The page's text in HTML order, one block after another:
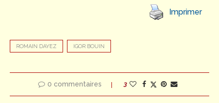
Imprimer
ROMAIN DAYEZ IGOR BOUIN
0 commentaires 3